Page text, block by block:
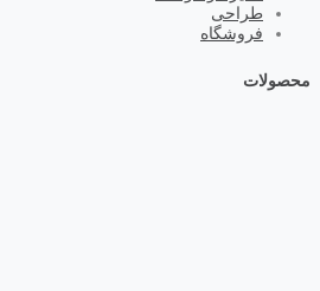
طراحی
فروشگاه
محصولات